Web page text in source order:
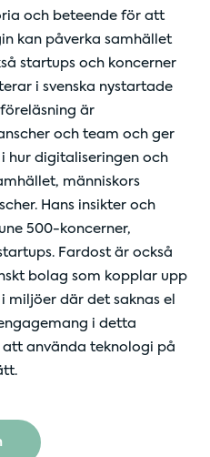
och beteende för att
kan påverka samhället
startups och koncerner
i svenska nystartade
är
och team och ger
hur digitaliseringen och
människors
Hans insikter och
500-koncerner,
Fardost är också
bolag som kopplar upp
där det saknas el
i detta
att använda teknologi på